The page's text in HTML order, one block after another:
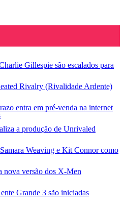
Gillespie são escalados para
Rivalry (Rivalidade Ardente)
entra em pré-venda na internet
a produção de Unrivaled
Weaving e Kit Connor como
nova versão dos X-Men
Grande 3 são iniciadas